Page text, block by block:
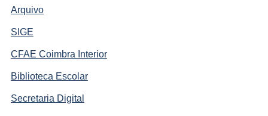
Arquivo
SIGE
CFAE Coimbra Interior
Biblioteca Escolar
Secretaria Digital